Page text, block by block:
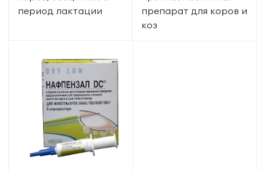
период лактации
препарат для коров и
коз